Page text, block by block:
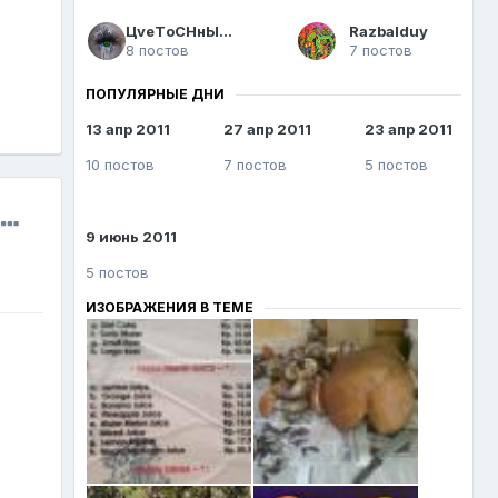
ЦvеTоCHнЫй Z0m6иe
8 постов
Razbalduy
7 постов
ПОПУЛЯРНЫЕ ДНИ
13 апр 2011
10 постов
27 апр 2011
7 постов
23 апр 2011
5 постов
9 июнь 2011
5 постов
ИЗОБРАЖЕНИЯ В ТЕМЕ